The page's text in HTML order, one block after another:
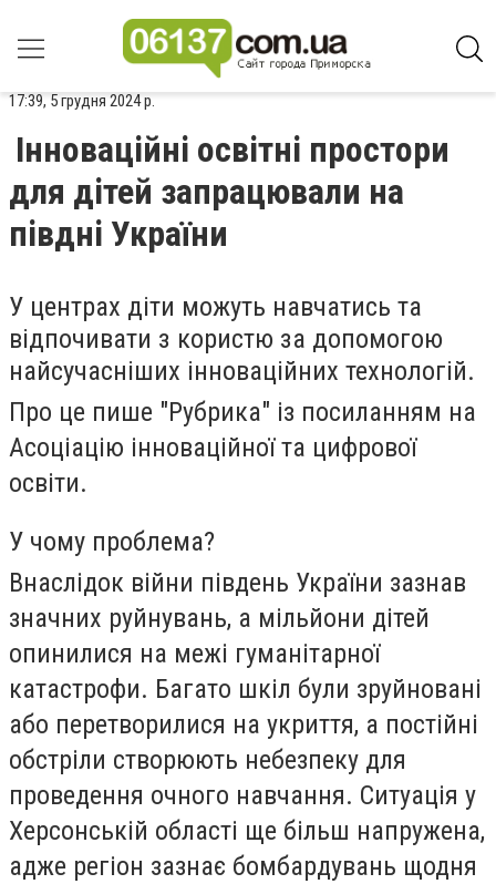
17:39, 5 грудня 2024 р.
Інноваційні освітні простори
для дітей запрацювали на
півдні України
У центрах діти можуть навчатись та
відпочивати з користю за допомогою
найсучасніших інноваційних технологій.
Про це пише "Рубрика" із посиланням на
Асоціацію інноваційної та цифрової
освіти.
У чому проблема?
Внаслідок війни південь України зазнав
значних руйнувань, а мільйони дітей
опинилися на межі гуманітарної
катастрофи. Багато шкіл були зруйновані
або перетворилися на укриття, а постійні
обстріли створюють небезпеку для
проведення очного навчання. Ситуація у
Херсонській області ще більш напружена,
адже регіон зазнає бомбардувань щодня